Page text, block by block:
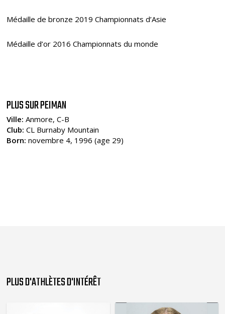
Médaille de bronze 2019 Championnats d’Asie
Médaille d’or 2016 Championnats du monde
PLUS SUR PEIMAN
Ville: Anmore, C-B
Club: CL Burnaby Mountain
Born:novembre 4, 1996 (age 29)
PLUS D'ATHLÈTES D'INTÉRÊT